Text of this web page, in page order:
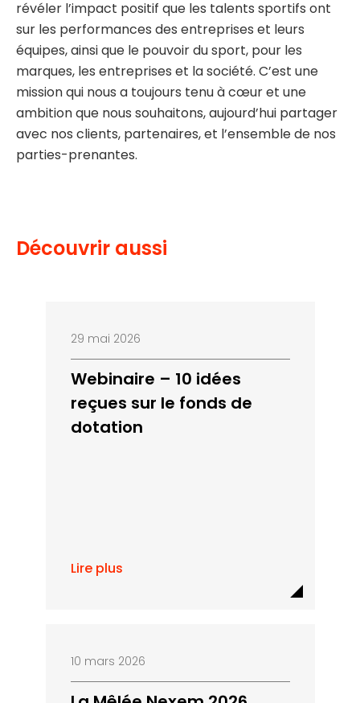
révéler l’impact positif que les talents sportifs ont
sur les performances des entreprises et leurs
équipes, ainsi que le pouvoir du sport, pour les
marques, les entreprises et la société. C’est une
mission qui nous a toujours tenu à cœur et une
ambition que nous souhaitons, aujourd’hui partager
avec nos clients, partenaires, et l’ensemble de nos
parties-prenantes.
Découvrir aussi
29 mai 2026
Webinaire – 10 idées
reçues sur le fonds de
dotation
Lire plus
10 mars 2026